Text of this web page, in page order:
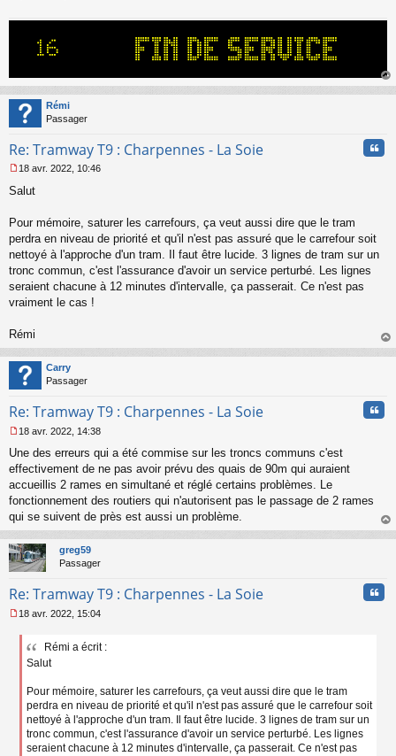
au
Rémi
Passager
Re: Tramway T9 : Charpennes - La Soie
e
s
g
e
n
o
n
18 avr. 2022, 10:46
Salut
Pour mémoire, saturer les carrefours, ça veut aussi dire que le tram
perdra en niveau de priorité et qu'il n'est pas assuré que le carrefour soit
nettoyé à l'approche d'un tram. Il faut être lucide. 3 lignes de tram sur un
tronc commun, c'est l'assurance d'avoir un service perturbé. Les lignes
seraient chacune à 12 minutes d'intervalle, ça passerait. Ce n'est pas
vraiment le cas !
Rémi
au
Carry
Passager
Re: Tramway T9 : Charpennes - La Soie
e
s
s
g
e
n
o
n
l
18 avr. 2022, 14:38
Une des erreurs qui a été commise sur les troncs communs c'est
effectivement de ne pas avoir prévu des quais de 90m qui auraient
accueillis 2 rames en simultané et réglé certains problèmes. Le
fonctionnement des routiers qui n'autorisent pas le passage de 2 rames
qui se suivent de près est aussi un problème.
au
greg59
Passager
Re: Tramway T9 : Charpennes - La Soie
e
18 avr. 2022, 15:04
Rémi a écrit :
Salut
Pour mémoire, saturer les carrefours, ça veut aussi dire que le tram
perdra en niveau de priorité et qu'il n'est pas assuré que le carrefour soit
nettoyé à l'approche d'un tram. Il faut être lucide. 3 lignes de tram sur un
tronc commun, c'est l'assurance d'avoir un service perturbé. Les lignes
seraient chacune à 12 minutes d'intervalle, ça passerait. Ce n'est pas